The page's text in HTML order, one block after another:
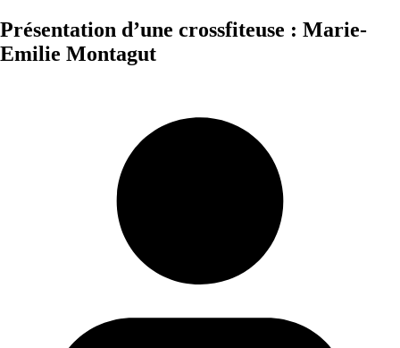
Présentation d’une crossfiteuse : Marie-
Emilie Montagut